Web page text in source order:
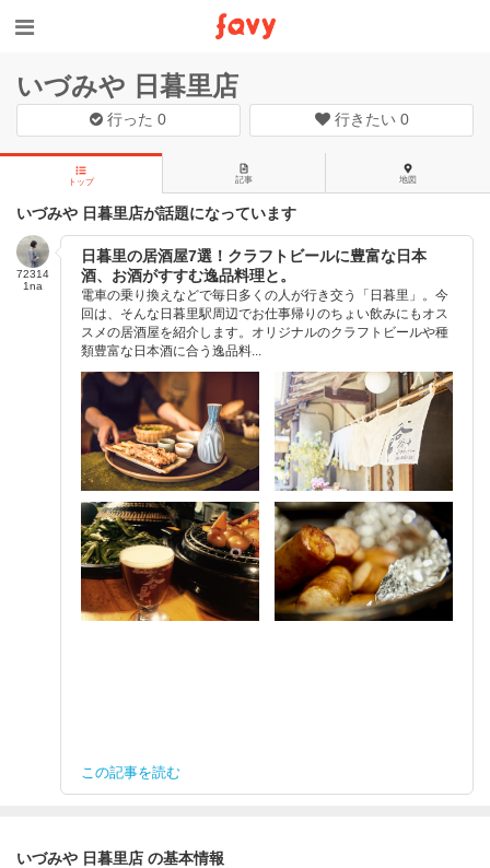
いづみや 日暮里店
行った0 行きたい 0
トップ 記事 地図
いづみや 日暮里店が話題になっています
72314
1na
日暮里の居酒屋7選！クラフトビールに豊富な日本
酒、お酒がすすむ逸品料理と。
電車の乗り換えなどで毎日多くの人が行き交う「日暮里」。今
回は、そんな日暮里駅周辺でお仕事帰りのちょい飲みにもオス
スメの居酒屋を紹介します。オリジナルのクラフトビールや種
類豊富な日本酒に合う逸品料...
この記事を読む
いづみや 日暮里店 の基本情報